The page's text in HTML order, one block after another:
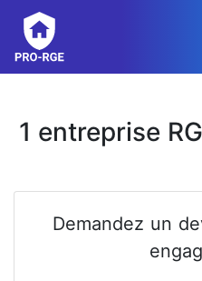
1 entreprise
Demandez un